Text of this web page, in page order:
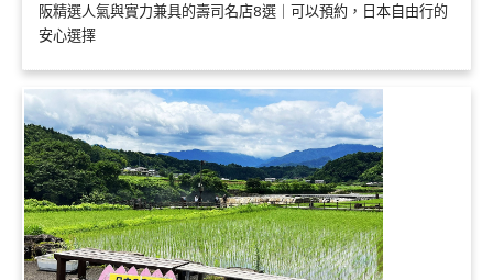
阪精選人氣與實力兼具的壽司名店8選｜可以預約，日本自由行的
安心選擇